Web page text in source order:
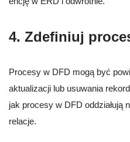
4. Zdefiniuj
Procesy w DFD mogą być
aktualizacji lub usuwania
jak procesy w DFD oddziałują
relacje.